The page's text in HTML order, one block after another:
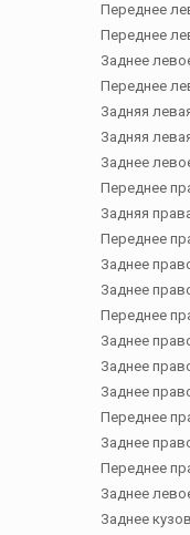
Переднее
Переднее
Заднее
Переднее
Задняя
Задняя
Заднее
Переднее
Задняя
Переднее
Заднее
Заднее
Переднее
Заднее
Заднее
Заднее
Переднее
Заднее
Переднее
Заднее
Заднее